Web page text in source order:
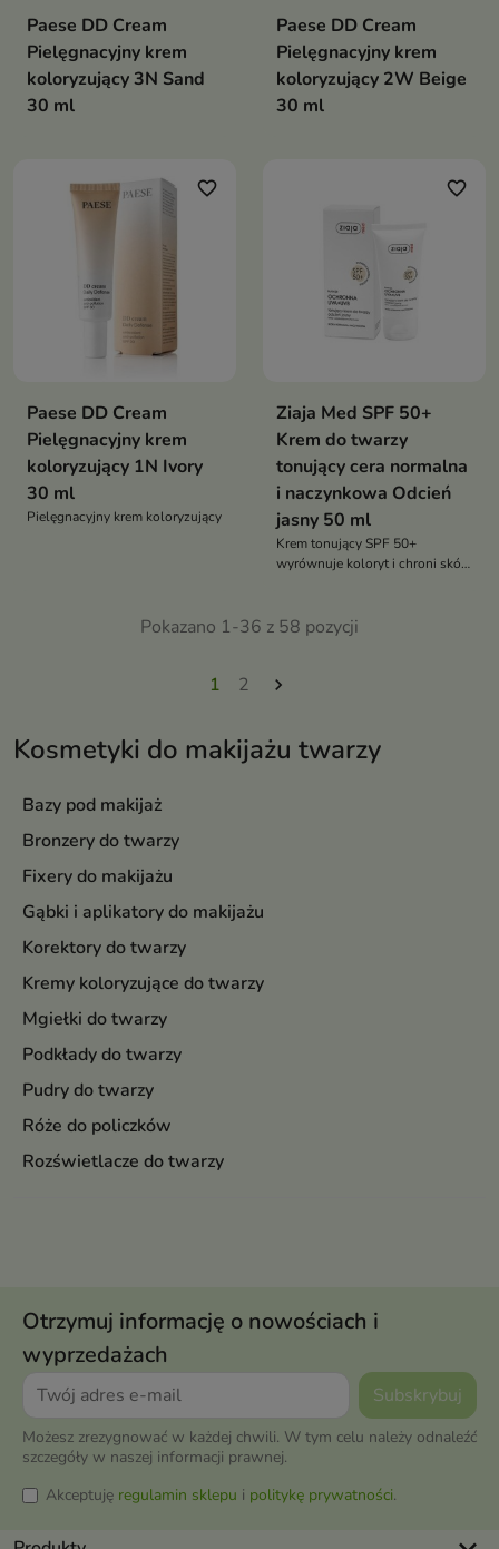
Kosmetyki do makijażu twarzy
Bazy pod makijaż
Bronzery do twarzy
Fixery do makijażu
Gąbki i aplikatory do makijażu
Korektory do twarzy
Kremy koloryzujące do twarzy
Mgiełki do twarzy
Podkłady do twarzy
Pudry do twarzy
Róże do policzków
Rozświetlacze do twarzy
odpowiednio
trafiłaś
Paese DD Cream
Pielęgnacyjny krem
koloryzujący 3N Sand
30 ml
Paese DD Cream
Pielęgnacyjny krem
koloryzujący 2W Beige
30 ml
favorite_border
Paese DD Cream
Pielęgnacyjny krem
koloryzujący 1N Ivory
30 ml
Pielęgnacyjny krem koloryzujący
favorite_border
Ziaja Med SPF 50+
Krem do twarzy
tonujący cera normalna
i naczynkowa Odcień
jasny 50 ml
Krem tonujący SPF 50+
wyrównuje koloryt i chroni skórę
podrażnieniami
Pokazano 1-36 z 58 pozycji
1 2 
Otrzymuj informację o nowościach i
wyprzedażach
Możesz zrezygnować w każdej chwili. W tym celu należy odnaleźć
szczegóły w naszej informacji prawnej.
Akceptuję regulamin sklepu i politykę prywatności.